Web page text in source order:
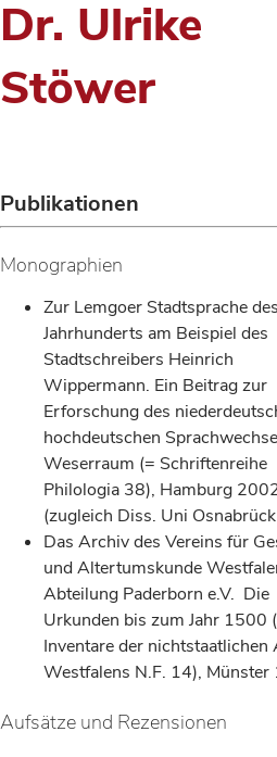
Dr. Ulrike
Stöwer
Publikationen
Monographien
Zur Lemgoer Stadtsprache
Jahrhunderts am Beispiel des
Stadtschreibers Heinrich
Wippermann. Ein Beitrag zur
Erforschung des
hochdeutschen
Weserraum (= Schriftenreihe
Philologia 38), Hamburg
(zugleich Diss. Uni
Das Archiv des Vereins für
und Altertumskunde
Abteilung Paderborn e.V. Die
Urkunden bis zum Jahr 1500
Inventare der nichtstaatlichen
Westfalens N.F. 14), Münster
Aufsätze und Rezensionen